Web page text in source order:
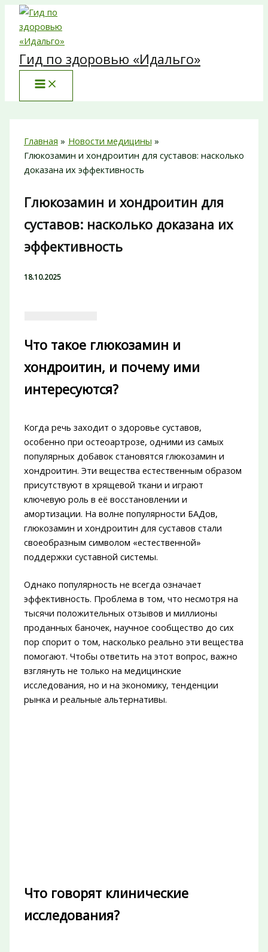
Перейти
содержимому
Гид по здоровью «Идальго»
Главная
Новости медицины
Глюкозамин и хондроитин для суставов: насколько
доказана их эффективность
Глюкозамин и хондроитин для
суставов: насколько доказана их
эффективность
18.10.2025
Что такое глюкозамин и
хондроитин, и почему ими
интересуются?
Когда речь заходит о здоровье суставов,
особенно при остеоартрозе, одними из самых
популярных добавок становятся глюкозамин и
хондроитин. Эти вещества естественным образом
присутствуют в хрящевой ткани и играют
ключевую роль в её восстановлении и
амортизации. На волне популярности БАДов,
глюкозамин и хондроитин для суставов стали
своеобразным символом «естественной»
поддержки суставной системы.
Однако популярность не всегда означает
эффективность. Проблема в том, что несмотря на
тысячи положительных отзывов и миллионы
проданных баночек, научное сообщество до сих
пор спорит о том, насколько реально эти вещества
помогают. Чтобы ответить на этот вопрос, важно
взглянуть не только на медицинские
исследования, но и на экономику, тенденции
рынка и реальные альтернативы.
Что говорят клинические
исследования?